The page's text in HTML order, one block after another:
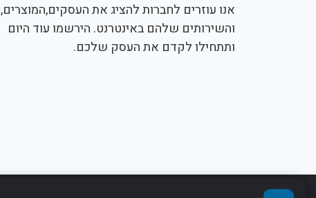
אנו עוזרים לחברות להציג את העסקים,המוצרים,
והשירותים שלהם באינטרנט. הירשמו עוד היום
ותתחילו לקדם את העסק שלכם.